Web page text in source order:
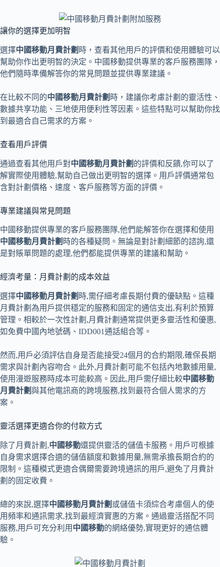
讓你的選擇更加明智
選擇中國移動月費計劃 時，查看其他用戶的評價和使用體驗可以
幫助你作出更明智的決定。中國移動提供專業的客戶服務團隊，
他們隨時準備解答你的常見問題並提供專業建議。
在比較不同的中國移動月費計劃 時，建議你考慮計劃的靈活性、
數據共享功能、三地使用便利性等因素。這些特點可以幫助你找
到最適合自己需求的方案。
查看用戶評價
通過查看其他用戶對中國移動月費計劃 的評價和反饋,你可以了
解實際使用體驗,幫助自己做出更明智的選擇。用戶評價通常包
含對計劃價格、速度、客戶服務等方面的評價。
專業建議與常見問題
中國移動提供專業的客戶服務團隊,他們能解答你在選擇和使用
中國移動月費計劃 時的各種疑問。無論是對計劃細節的諮詢,還
是對賬單問題的處理,他們都能提供專業的建議和幫助。
經濟考量：月費計劃的成本效益
選擇中國移動月費計劃 時,需仔細考慮長期付費的優缺點。這種
月費計劃為用戶提供穩定的服務和固定的通信支出,有利於預算
管理。相較於一次性計劃,月費計劃通常提供更多靈活性和優惠,
如免費中國內地號碼、IDD001通話組合等。
然而,用戶必須評估自身是否能接受24個月的合約期限,確保長期
需求與計劃內容吻合。此外,月費計劃可能不包括內地數據用量,
使用漫遊服務時成本可能較高。因此,用戶需仔細比較中國移動
月費計劃與其他電訊商的跨境服務,找到最符合個人需求的方
案。
靈活選擇更適合你的付款方式
除了月費計劃,中國移動還提供靈活的儲值卡服務。用戶可根據
自身需求選擇合適的儲值額度和數據用量,無需承擔長期合約的
限制。這種模式更適合偶爾需要跨境通訊的用戶,避免了月費計
劃的固定收費。
總的來說,選擇中國移動月費計劃 或儲值卡須綜合考慮個人的使
用頻率和通訊需求,找到最經濟實惠的方案。通過靈活搭配不同
服務,用戶可充分利用 中國移動的網絡優勢,實現更好的通信體
驗。